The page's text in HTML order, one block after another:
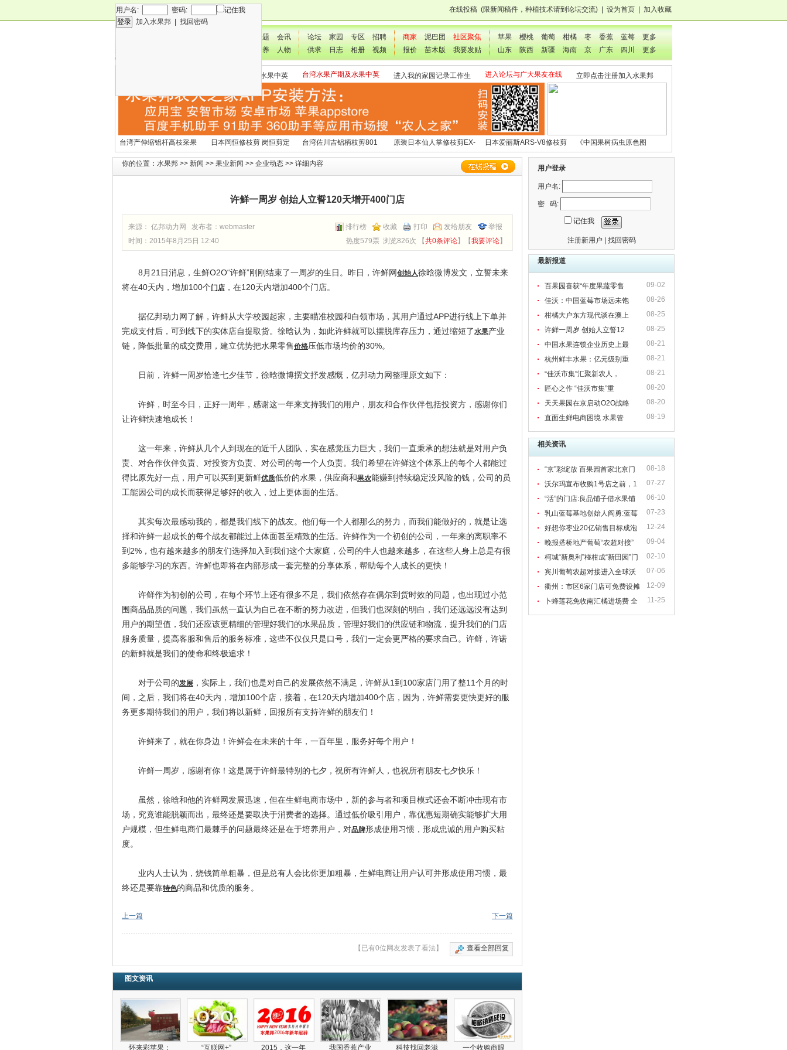
用户名: 密码:
记住我
加入水果邦
找回密码
在线投稿 (限新闻稿件，种植技术请到论坛交流) 设为首页 加入收藏
专题
会讯
营养 人物
论坛 家园 专区
招聘
供求
日志 相册 视频
商家 泥巴团
社区聚焦
报价
苗木版 我要发贴
苹果 樱桃 葡萄 柑橘 枣 香蕉 蓝莓
更多
山东
陕西 新疆 海南 京 广东 四川 更多
国外水果产期及水果中英
台湾水果产期及水果中英
文表
进入我的家园记录工作生
进入论坛与广大果友在线
交流
立即点击注册加入水果邦
台湾产伸缩铝杆高枝采果
剪2270#
日本岡恒修枝剪 岗恒剪定
铗200
台湾佐川吉铝柄枝剪801
（欧洲款式）
原装日本仙人掌修枝剪EX-
3
日本爱丽斯ARS-V8修枝剪
《中国果树病虫原色图
鉴》
你的位置： 水果邦 >> 新闻 >> 果业新闻 >> 企业动态 >> 详细内容
许鲜一周岁 创始人立誓120天增开400门店
排行榜 收藏 打印 发给朋友 举报
来源： 亿邦动力网 发布者： webmaster
热度579票 浏览826次 【共0条评论】【我要评论】
时间：2015年8月25日 12:40
8月21日消息，生鲜O2O“许鲜”刚刚结束了一周岁的生日。昨日，许鲜网创始人徐晗微博发文，立誓未来
将在40天内，增加100个门店 ，在120天内增加400个门店。
据亿邦动力网了解，许鲜从大学校园起家，主要瞄准校园和白领市场，其用户通过APP进行线上下单并
完成支付后，可到线下的实体店自提取货。徐晗认为，如此许鲜就可以摆脱库存压力，通过缩短了水果产业
链，降低批量的成交费用，建立优势把水果零售价格压低市场均价的30%。
日前，许鲜一周岁恰逢七夕佳节，徐晗微博撰文抒发感慨，亿邦动力网整理原文如下：
许鲜，时至今日，正好一周年，感谢这一年来支持我们的用户，朋友和合作伙伴包括投资方，感谢你们
让许鲜快速地成长！
这一年来，许鲜从几个人到现在的近千人团队，实在感觉压力巨大，我们一直秉承的想法就是对用户负
责、对合作伙伴负责、对投资方负责、对公司的每一个人负责。我们希望在许鲜这个体系上的每个人都能过
得比原先好一点，用户可以买到更新鲜优质低价的水果，供应商和果农能赚到持续稳定没风险的钱，公司的员
工能因公司的成长而获得足够好的收入，过上更体面的生活。
其实每次最感动我的，都是我们线下的战友。他们每一个人都那么的努力，而我们能做好的，就是让选
择和许鲜一起成长的每个战友都能过上体面甚至精致的生活。许鲜作为一个初创的公司，一年来的离职率不
到2%，也有越来越多的朋友们选择加入到我们这个大家庭，公司的牛人也越来越多，在这些人身上总是有很
多能够学习的东西。许鲜也即将在内部形成一套完整的分享体系，帮助每个人成长的更快！
许鲜作为初创的公司，在每个环节上还有很多不足，我们依然存在偶尔到货时效的问题，也出现过小范
围商品品质的问题，我们虽然一直认为自己在不断的努力改进，但我们也深刻的明白，我们还远远没有达到
用户的期望值，我们还应该更精细的管理好我们的水果品质，管理好我们的供应链和物流，提升我们的门店
服务质量，提高客服和售后的服务标准，这些不仅仅只是口号，我们一定会更严格的要求自己。许鲜，许诺
的新鲜就是我们的使命和终极追求！
对于公司的发展 ，实际上，我们也是对自己的发展依然不满足，许鲜从1到100家店门用了整11个月的时
间，之后，我们将在40天内，增加100个店，接着，在120天内增加400个店，因为，许鲜需要更快更好的服
务更多期待我们的用户，我们将以新鲜，回报所有支持许鲜的朋友们！
许鲜来了，就在你身边！许鲜会在未来的十年，一百年里，服务好每个用户！
许鲜一周岁，感谢有你！这是属于许鲜最特别的七夕，祝所有许鲜人，也祝所有朋友七夕快乐！
虽然，徐晗和他的许鲜网发展迅速，但在生鲜电商市场中，新的参与者和项目模式还会不断冲击现有市
场，究竟谁能脱颖而出，最终还是要取决于消费者的选择。通过低价吸引用户，靠优惠短期确实能够扩大用
户规模，但生鲜电商们最棘手的问题最终还是在于培养用户，对品牌形成使用习惯，形成忠诚的用户购买粘
度。
业内人士认为，烧钱简单粗暴，但是总有人会比你更加粗暴，生鲜电商让用户认可并形成使用习惯，最
终还是要靠特色的商品和优质的服务。
上一篇 下一篇
查看全部回复
【已有0位网友发表了看法】
图文资讯
怀来彩苹果： “互联网+” 2015，这一年 我国香蕉产业 科技找回老滋 一个收购商眼
用户登录
用户名:
密 码:
记住我
注册新用户 找回密码
最新报道
09-02
百果园喜获“年度果蔬零售
08-26
佳沃：中国蓝莓市场远未饱
08-25
柑橘大户东方现代谈在澳上
08-25
许鲜一周岁 创始人立誓12
08-21
中国水果连锁企业历史上最
08-21
杭州鲜丰水果：亿元级别重
08-21
“佳沃市集”汇聚新农人，
08-20
匠心之作 “佳沃市集”重
08-20
天天果园在京启动O2O战略
08-19
直面生鲜电商困境 水果管
相关资讯
08-18
“京”彩绽放 百果园首家北京门
店开业
07-27
沃尔玛宣布收购1号店之前，1
号店联合创始人在复旦讲了些什么？
06-10
“活”的门店:良品铺子借水果铺
路生鲜O2O
07-23
乳山蓝莓基地创始人阎勇:蓝莓
产业梦已扎根心中
12-24
好想你枣业20亿销售目标成泡
影 将关闭600家门店
09-04
晚报搭桥地产葡萄“农超对接”
家乐福6家门店昨开售爱心葡萄
02-10
柯城“新奥利”椪柑成“新田园”门
店主销产品
07-06
宾川葡萄农超对接进入全球沃
尔玛门店
12-09
衢州：市区6家门店可免费设摊
售橘
11-25
卜蜂莲花免收南汇橘进场费 全
市21家门店每天销售5吨左右